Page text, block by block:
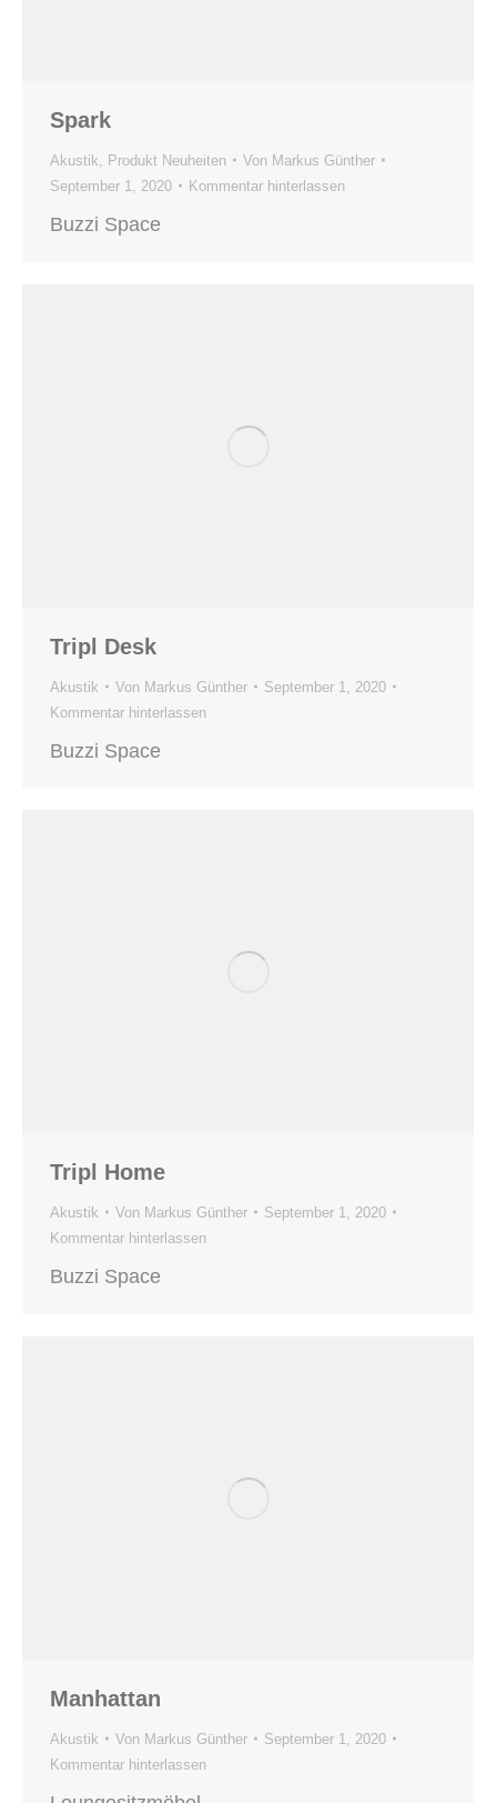
Spark
Akustik Produkt Neuheiten Von Markus Günther
September 1, 2020
Kommentar hinterlassen
Buzzi Space
Tripl Desk
Akustik Von Markus Günther
September 1, 2020
Kommentar hinterlassen
Buzzi Space
Tripl Home
Akustik Von Markus Günther
September 1, 2020
Kommentar hinterlassen
Buzzi Space
Manhattan
Akustik Von Markus Günther
September 1, 2020
Kommentar hinterlassen